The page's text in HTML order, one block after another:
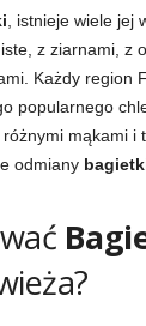
, istnieje wiele jej
z ziarnami, z
Każdy region
popularnego
mąkami i
odmiany